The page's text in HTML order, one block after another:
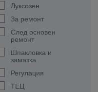
Луксозен
За ремонт
След основен
ремонт
Шпакловка и
замазка
Регулация
ТЕЦ